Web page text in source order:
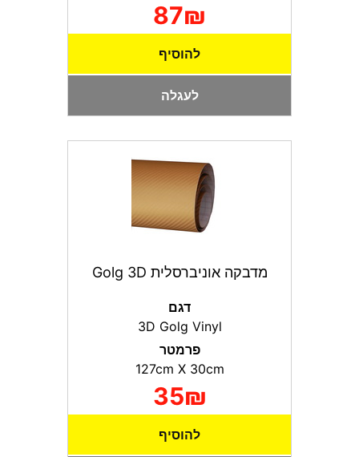
87₪
להוסיף
לעגלה
מדבקה אוניברסלית Golg 3D
דגם
פרמטר
35₪
להוסיף